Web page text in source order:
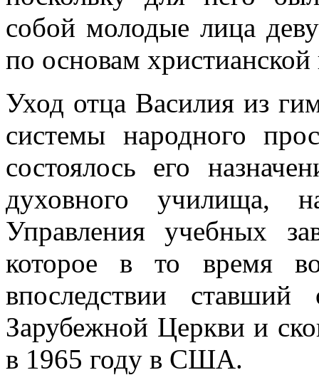
собой молодые лица
по основам
Уход отца Василия из
системы народного
состоялось его
духовного училища,
Управления учебных
которое в то время
впоследствии
Зарубежной Церкви и
в 1965 году в США.